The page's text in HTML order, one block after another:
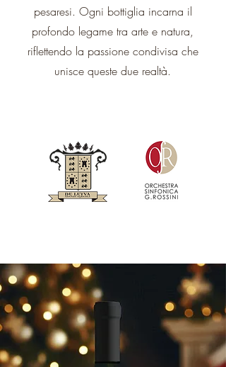
pesaresi. Ogni bottiglia incarna il
profondo legame tra arte e natura,
riflettendo la passione condivisa che
unisce queste due realtà.